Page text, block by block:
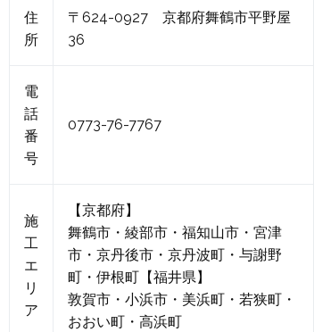
住
所
〒624-0927 京都府舞鶴市平野屋
36
電
話
番
号
0773-76-7767
施
工
エ
リ
ア
【京都府】
舞鶴市・綾部市・福知山市・宮津
市・京丹後市・京丹波町・与謝野
町・伊根町【福井県】
敦賀市・小浜市・美浜町・若狭町・
おおい町・高浜町